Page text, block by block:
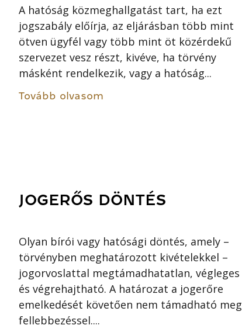
A hatóság közmeghallgatást tart, ha ezt
jogszabály előírja, az eljárásban több mint
ötven ügyfél vagy több mint öt közérdekű
szervezet vesz részt, kivéve, ha törvény
másként rendelkezik, vagy a hatóság...
Tovább olvasom
JOGERŐS DÖNTÉS
Olyan bírói vagy hatósági döntés, amely –
törvényben meghatározott kivételekkel –
jogorvoslattal megtámadhatatlan, végleges
és végrehajtható. A határozat a jogerőre
emelkedését követően nem támadható meg
fellebbezéssel....